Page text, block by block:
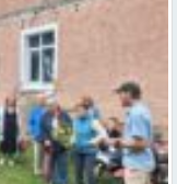
svētkiem